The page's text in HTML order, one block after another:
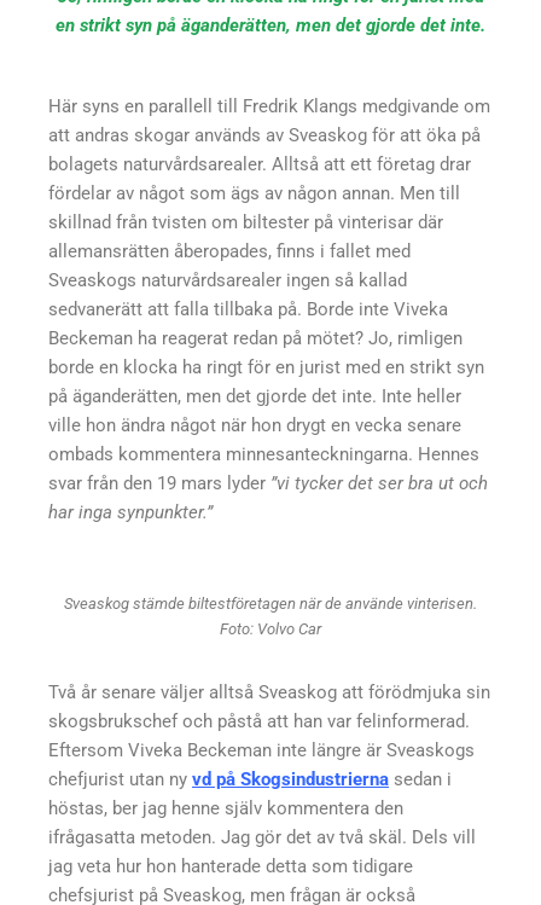
en strikt syn på äganderätten, men det gjorde det inte.
Här syns en parallell till Fredrik Klangs medgivande om
att andras skogar används av Sveaskog för att öka på
bolagets naturvårdsarealer. Alltså att ett företag drar
fördelar av något som ägs av någon annan. Men till
skillnad från tvisten om biltester på vinterisar där
allemansrätten åberopades, finns i fallet med
Sveaskogs naturvårdsarealer ingen så kallad
sedvanerätt att falla tillbaka på. Borde inte Viveka
Beckeman ha reagerat redan på mötet? Jo, rimligen
borde en klocka ha ringt för en jurist med en strikt syn
på äganderätten, men det gjorde det inte. Inte heller
ville hon ändra något när hon drygt en vecka senare
ombads kommentera minnesanteckningarna. Hennes
svar från den 19 mars lyder ”vi tycker det ser bra ut och
har inga synpunkter.”
Sveaskog stämde biltestföretagen när de använde vinterisen.
Foto: Volvo Car
Två år senare väljer alltså Sveaskog att förödmjuka sin
skogsbrukschef och påstå att han var felinformerad.
Eftersom Viveka Beckeman inte längre är Sveaskogs
chefjurist utan ny vd på Skogsindustrierna sedan i
höstas, ber jag henne själv kommentera den
ifrågasatta metoden. Jag gör det av två skäl. Dels vill
jag veta hur hon hanterade detta som tidigare
chefsjurist på Sveaskog, men frågan är också